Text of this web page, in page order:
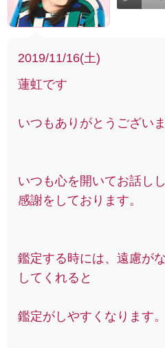
2019/11/16(土)
蓮虹です
いつもありがとうございま
いつも心を開いてお話し
感謝をしております。
鑑定する時には、遠慮が
してくれると
鑑定がしやすくなります。